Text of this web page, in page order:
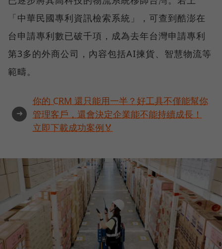
「中華民國專利資訊檢索系統」，可查到酷澎在
台申請專利數已破千項，成為去年台灣申請專利
第3多的外商公司，內容包括AI揀貨、智慧物流等
範疇。
➜
你的 CRM 還只能用一半？好工具不僅能幫你
管理客戶，還會決定企業能不能持續成長！
立即下載成功案例🏅